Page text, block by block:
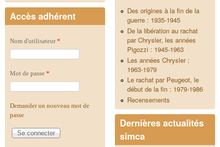
Accès adhérent
Nom d'utilisateur*
Mot de passe *
Demander un nouveau mot de
passe
Des origines à la fin de la
guerre : 1935-1945
De la libération au rachat
par Chrysler, les années
Pigozzi : 1945-1963
Les années Chrysler :
1963-1979
Le rachat par Peugeot, le
début de la fin : 1979-1986
Recensements
Dernières actualités
simca